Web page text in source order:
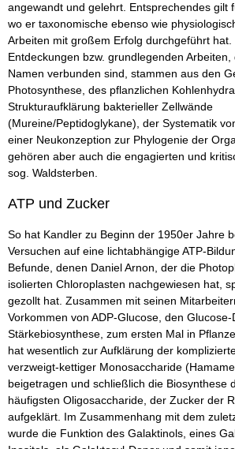
angewandt und gelehrt. Entsprechendes gilt
wo er taxonomische ebenso wie
Arbeiten mit großem Erfolg durchgeführt hat.
Entdeckungen bzw. grundlegenden
Namen verbunden sind, stammen aus den
Photosynthese, des pflanzlichen
Strukturaufklärung bakterieller Zellwände
(Mureine/Peptidoglykane), der Systematik
einer Neukonzeption zur Phylogenie der
gehören aber auch die engagierten und
sog. Waldsterben.
ATP und Zucker
So hat Kandler zu Beginn der 1950er Jahre
Versuchen auf eine lichtabhängige ATP-
Befunde, denen Daniel Arnon, der die
isolierten Chloroplasten nachgewiesen hat,
gezollt hat. Zusammen mit seinen
Vorkommen von ADP-Glucose, den
Stärkebiosynthese, zum ersten Mal in
hat wesentlich zur Aufklärung der
verzweigt-kettiger Monosaccharide
beigetragen und schließlich die Biosynthese
häufigsten Oligosaccharide, der Zucker der
aufgeklärt. Im Zusammenhang mit dem
wurde die Funktion des Galaktinols, eines